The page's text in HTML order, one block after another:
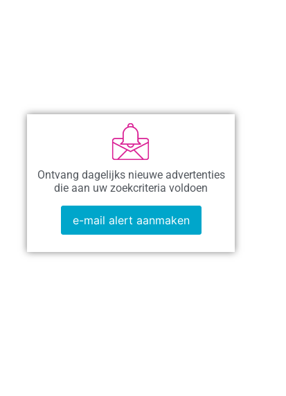
Ontvang dagelijks nieuwe advertenties
die aan uw zoekcriteria voldoen
e-mail alert aanmaken